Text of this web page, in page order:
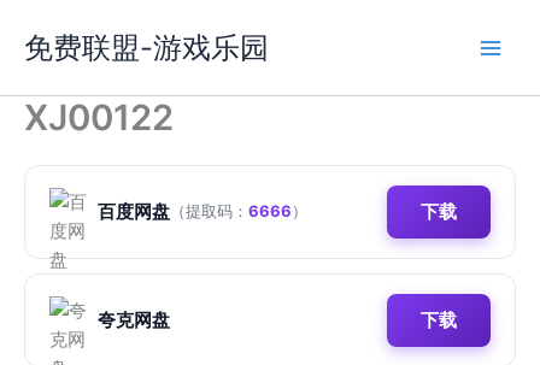
容
免费联盟-游戏乐园
XJ00122
百度网盘 （提取码： 6666） 下载
夸克网盘 下载